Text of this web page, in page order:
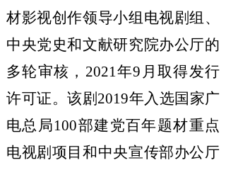
材影视创作领导小组电视剧组、
中央党史和文献研究院办公厅的
多轮审核，2021年9月取得发行
许可证。该剧2019年入选国家广
电总局100部建党百年题材重点
电视剧项目和中央宣传部办公厅